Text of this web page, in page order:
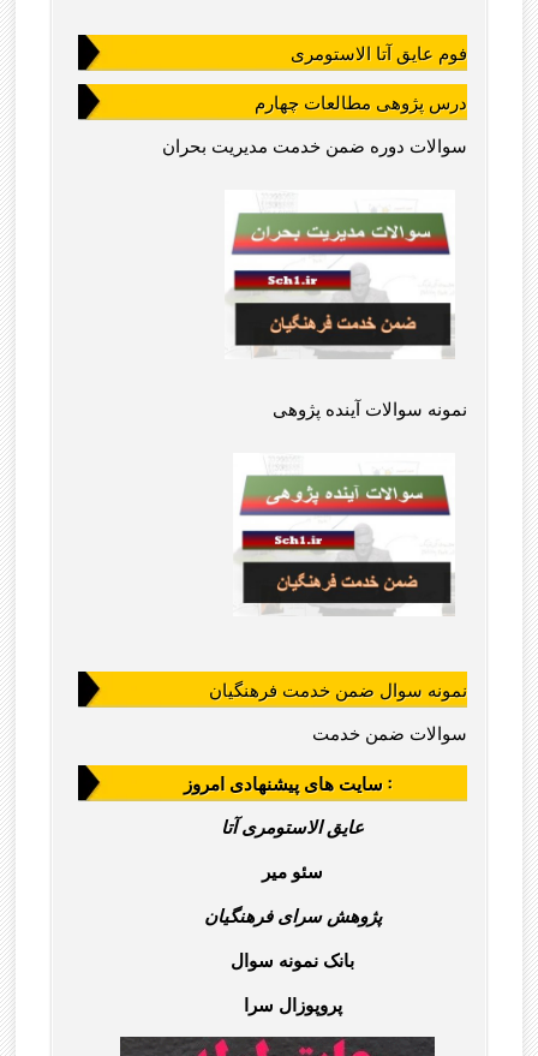
فوم عایق آتا الاستومری
درس پژوهی مطالعات چهارم
سوالات دوره ضمن خدمت مدیریت بحران
نمونه سوالات آینده پژوهی
نمونه سوال ضمن خدمت فرهنگیان
سوالات ضمن خدمت
سایت های پیشنهادی امروز :
عایق الاستومری آتا
سئو میر
پژوهش سرای فرهنگیان
بانک نمونه سوال
پروپوزال سرا